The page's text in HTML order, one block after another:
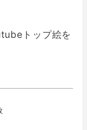
トップ絵を